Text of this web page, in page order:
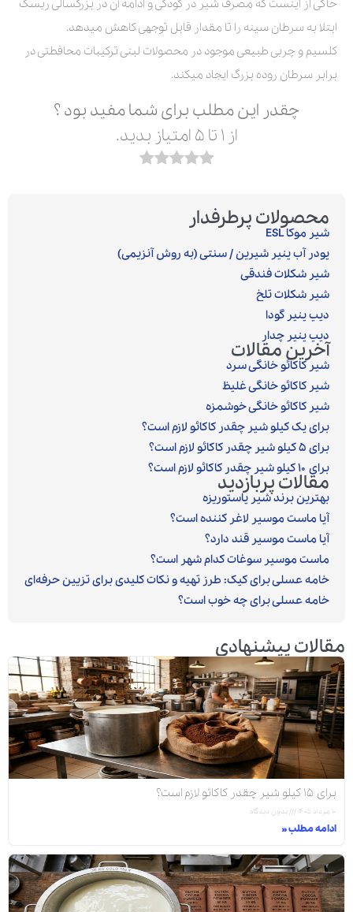
حاکی از اینست که مصرف شیر در کودکی و ادامه آن در بزرگسالی ریسک
ابتلا به سرطان سینه را تا مقدار قابل توجهی کاهش میدهد.
کلسیم و چربی طبیعی موجود در محصولات لبنی ترکیبات محافطتی در
برابر سرطان روده بزرگ ایجاد میکند.
چقدر این مطلب برای شما مفید بود ؟
از ۱ تا ۵ امتیاز بدید.
محصولات پرطرفدار
شیر موکا ESL
پودر آب پنیر شیرین / سنتی (به روش آنزیمی)‎
شیر شکلات فندقی
شیر شکلات تلخ
دیپ پنیر گودا
دیپ پنیر چدار
آخرین مقالات
شیر کاکائو خانگی سرد
شیر کاکائو خانگی غلیظ
شیر کاکائو خانگی خوشمزه
برای یک کیلو شیر چقدر کاکائو لازم است؟
برای ۵ کیلو شیر چقدر کاکائو لازم است؟
برای ۱۰ کیلو شیر چقدر کاکائو لازم است؟
مقالات پربازدید
بهترین برند شیر پاستوریزه
آیا ماست موسیر لاغر کننده است؟
آیا ماست موسیر قند دارد؟
ماست موسیر سوغات کدام شهر است؟
خامه عسلی برای کیک: طرز تهیه و نکات کلیدی برای تزیین حرفه‌ای
خامه عسلی برای چه خوب است؟
مقالات پیشنهادی
برای ۱۵ کیلو شیر چقدر کاکائو لازم است؟
۱۰ مرداد ۱۴۰۵ بدون دیدگاه
ادامه مطلب »